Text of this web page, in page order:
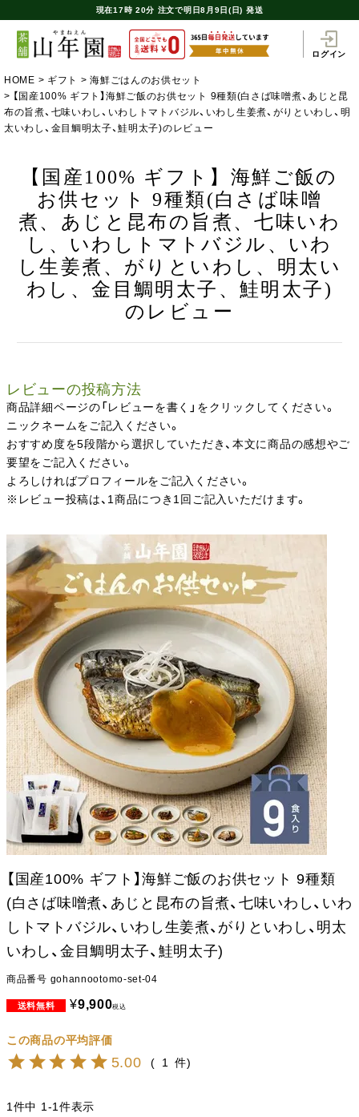
現在17時 20分 注文で明日8月9日(日) 発送
ログイン
HOME ギフト
海鮮ごはんのお供セット
【国産100% ギフト】海鮮ご飯のお供セット 9種類(白さば味噌煮、あじと昆
布の旨煮、七味いわし、いわしトマトバジル、いわし生姜煮、がりといわし、明
太いわし、金目鯛明太子、鮭明太子)のレビュー
【国産100% ギフト】海鮮ご飯の
お供セット 9種類(白さば味噌
煮、あじと昆布の旨煮、七味いわ
し、いわしトマトバジル、いわ
し生姜煮、がりといわし、明太い
わし、金目鯛明太子、鮭明太子)
のレビュー
レビューの投稿方法
商品詳細ページの「レビューを書く」をクリックしてください。
ニックネームをご記入ください。
おすすめ度を5段階から選択していただき、本文に商品の感想やご
要望をご記入ください。
よろしければプロフィールをご記入ください。
※レビュー投稿は、1商品につき1回ご記入いただけます。
【国産100% ギフト】海鮮ご飯のお供セット 9種類
(白さば味噌煮、あじと昆布の旨煮、七味いわし、いわ
しトマトバジル、いわし生姜煮、がりといわし、明太
いわし、金目鯛明太子、鮭明太子)
商品番号 gohannootomo-set-04
¥9,900税込
5.00 1
1件中 1-1件表示